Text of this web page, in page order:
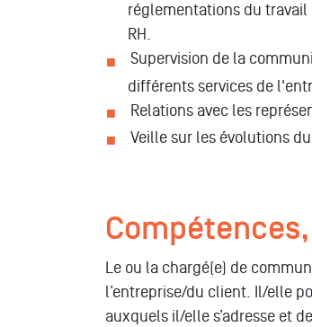
réglementations du
RH.
Supervision de la
différents services de
Relations avec les
Veille sur les évolutions
Le ou la chargé(e) de
l’entreprise/du client. Il/elle
auxquels il/elle s’adresse et